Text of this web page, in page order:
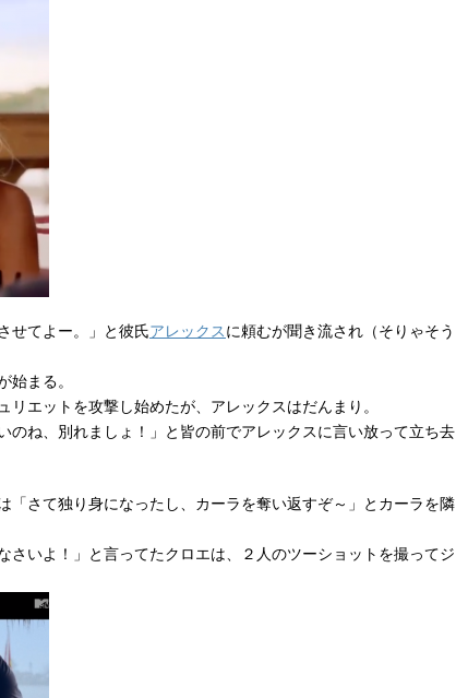
せてよー。」と彼氏アレックスに頼むが聞き流され（そりゃそう
まる。
エットを攻撃し始めたが、アレックスはだんまり。
のね、別れましょ！」と皆の前でアレックスに言い放って立ち去
「さて独り身になったし、カーラを奪い返すぞ～」とカーラを隣
さいよ！」と言ってたクロエは、２人のツーショットを撮ってジ